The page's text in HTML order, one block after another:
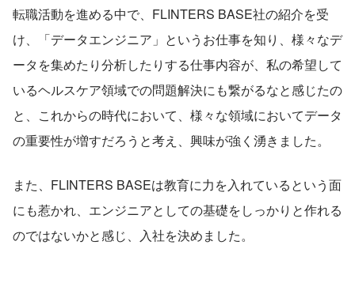
転職活動を進める中で、FLINTERS BASE社の紹介を受
け、「データエンジニア」というお仕事を知り、様々なデ
ータを集めたり分析したりする仕事内容が、私の希望して
いるヘルスケア領域での問題解決にも繋がるなと感じたの
と、これからの時代において、様々な領域においてデータ
の重要性が増すだろうと考え、興味が強く湧きました。
また、FLINTERS BASEは教育に力を入れているという面
にも惹かれ、エンジニアとしての基礎をしっかりと作れる
のではないかと感じ、入社を決めました。